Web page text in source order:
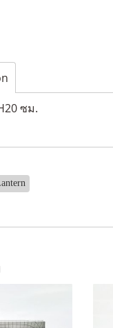
ซม.